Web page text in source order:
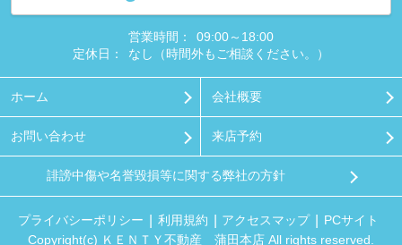
営業時間：
09:00～18:00
定休日：
なし（時間外もご相談ください。）
ホーム 会社概要
お問い合わせ 来店予約
誹謗中傷や名誉毀損等に関する弊社の方針
プライバシーポリシー 利用規約 アクセスマップ
PCサイト
Copyright(c) ＫＥＮＴＹ不動産 蒲田本店 All rights reserved.